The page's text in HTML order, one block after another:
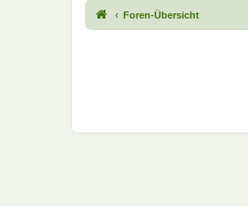
Foren-Übersicht